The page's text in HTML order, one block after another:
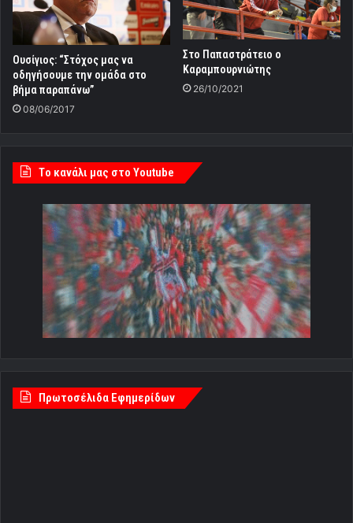
Ουσίγιος: “Στόχος μας να
οδηγήσουμε την ομάδα στο
βήμα παραπάνω”
08/06/2017
Στο Παπαστράτειο ο
Καραμπουρνιώτης
26/10/2021
Tο κανάλι μας στο Youtube
Πρωτοσέλιδα Εφημερίδων